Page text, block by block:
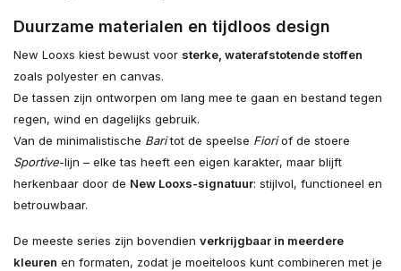
Duurzame materialen en tijdloos design
New Looxs kiest bewust voor sterke, waterafstotende stoffen
zoals polyester en canvas.
De tassen zijn ontworpen om lang mee te gaan en bestand tegen
regen, wind en dagelijks gebruik.
Van de minimalistische Baritot de speelse Fioriof de stoere
Sportive-lijn – elke tas heeft een eigen karakter, maar blijft
herkenbaar door de New Looxs-signatuur: stijlvol, functioneel en
betrouwbaar.
De meeste series zijn bovendien verkrijgbaar in meerdere
kleuren en formaten, zodat je moeiteloos kunt combineren met je